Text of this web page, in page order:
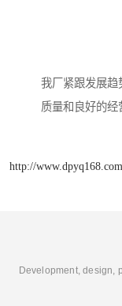
我厂紧跟发展趋
质量和良好的经
http://www.dpyq168.com
Development, design,